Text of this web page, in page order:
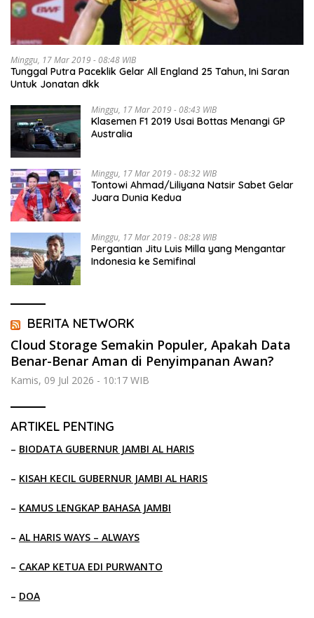
Minggu, 17 Mar 2019 - 08:48 WIB
Tunggal Putra Paceklik Gelar All England 25 Tahun, Ini Saran
Untuk Jonatan dkk
Minggu, 17 Mar 2019 - 08:43 WIB
Klasemen F1 2019 Usai Bottas Menangi GP
Australia
Minggu, 17 Mar 2019 - 08:32 WIB
Tontowi Ahmad/Liliyana Natsir Sabet Gelar
Juara Dunia Kedua
Minggu, 17 Mar 2019 - 08:28 WIB
Pergantian Jitu Luis Milla yang Mengantar
Indonesia ke Semifinal
BERITA NETWORK
Cloud Storage Semakin Populer, Apakah Data
Benar-Benar Aman di Penyimpanan Awan?
Kamis, 09 Jul 2026 - 10:17 WIB
ARTIKEL PENTING
– BIODATA GUBERNUR JAMBI AL HARIS
– KISAH KECIL GUBERNUR JAMBI AL HARIS
– KAMUS LENGKAP BAHASA JAMBI
– AL HARIS WAYS – ALWAYS
– CAKAP KETUA EDI PURWANTO
– DOA